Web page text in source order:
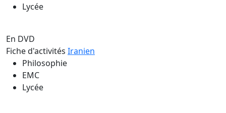
Lycée
En DVD
Fiche d'activités Iranien
Philosophie
EMC
Lycée